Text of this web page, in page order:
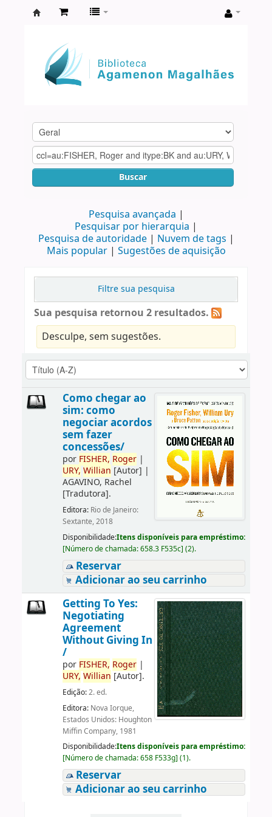
Agamenon
Magalhães
Buscar
Pesquisa avançada
Pesquisar por hierarquia
Pesquisa de autoridade
Nuvem de tags
Mais popular
Sugestões de aquisição
Filtre sua pesquisa
Sua pesquisa retornou 2 resultados.
Desculpe, sem sugestões.
Como chegar ao
sim: como
negociar acordos
sem fazer
concessões/
por FISHER, Roger|
URY, Willian [Autor] |
AGAVINO, Rachel
[Tradutora].
Editora: Rio de Janeiro:
Sextante, 2018
Disponibilidade:Itens disponíveis para empréstimo:
[Número de chamada:658.3 F535c] (2).
Reservar
Adicionar ao seu carrinho
Getting To Yes:
Negotiating
Agreement
Without Giving In
/
por FISHER, Roger|
URY, Willian [Autor].
Edição:2. ed.
Editora: Nova Iorque,
Estados Unidos: Houghton
Miffin Company, 1981
Disponibilidade:Itens disponíveis para empréstimo:
[Número de chamada:658 F533g] (1).
Reservar
Adicionar ao seu carrinho